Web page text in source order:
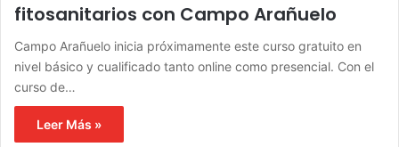
fitosanitarios con Campo Arañuelo
Campo Arañuelo inicia próximamente este curso gratuito en
nivel básico y cualificado tanto online como presencial. Con el
curso de…
Leer Más »